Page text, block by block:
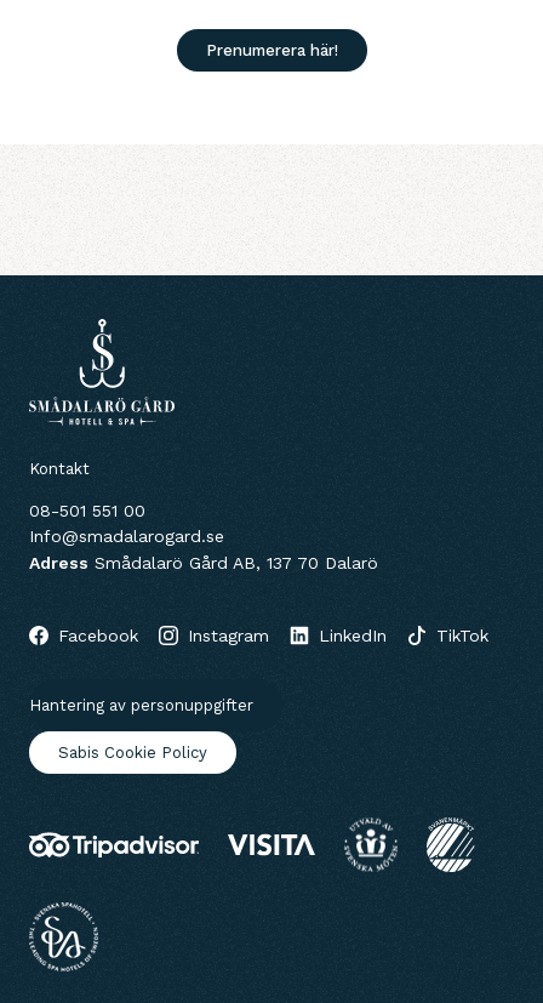
Prenumerera här!
Kontakt
08-501 551 00
Info@smadalarogard.se
Adress Smådalarö Gård AB, 137 70 Dalarö
Facebook Instagram LinkedIn TikTok
Hantering av personuppgifter
Sabis Cookie Policy